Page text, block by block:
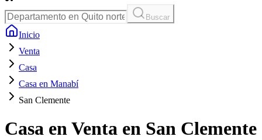
Buscar
Inicio
Venta
Casa
Casa en Manabí
San Clemente
Casa en Venta en San Clemente